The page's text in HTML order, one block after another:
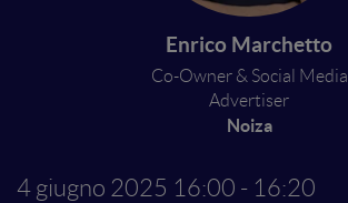
Enrico Marchetto
Co-Owner & Social Media
Advertiser
Noiza
4 giugno 2025 16:00 - 16:20